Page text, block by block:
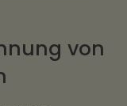
von